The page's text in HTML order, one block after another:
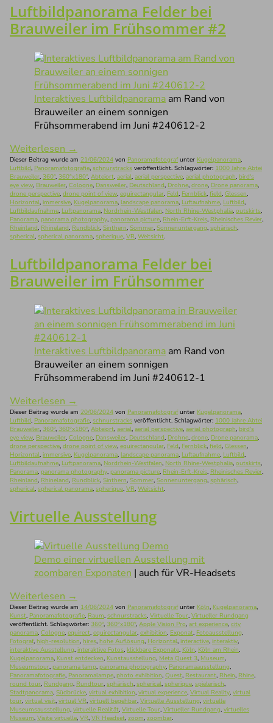
Luftbildpanorama Felder bei
Brauweiler im Frühsommer #2
Interaktives Luftbildpanorama am Rand von
Brauweiler an einem sonnigen
Frühsommerabend im Juni #240612-2
Weiterlesen →
Dieser Beitrag wurde am 21/06/2024 von Panoramafotografunter Kugelpanorama,
Luftbild, Panoramafotografie, schnurstracks veröffentlicht. Schlagwörter: 1000 Jahre Abtei
Brauweiler, 360°, 360°x180°, Abteiort, aerial, aerial perspective, aerial photograph, bird's
eye view, Brauweiler, Cologne, Dansweiler, Deutschland, Drohne, drone, Drone panorama,
drone perspective, drone point of view, equirectangular, Feld, Fernblick, field, Glessen,
Horizontal, immersive, Kugelpanorama, landscape panorama, Luftaufnahme, Luftbild,
Luftbildaufnahme, Luftpanorama, Nordrhein-Westfalen, North Rhine-Westphalia, outskirts,
Panorama, panorama photography, panorama picture, Rhein-Erft-Kreis, Rheinisches Revier,
Rheinland, Rhineland, Rundblick, Sinthern, Sommer, Sonnenuntergang, sphärisch,
spherical, spherical panorama, spherique, VR, Weitsicht.
Luftbildpanorama Felder bei
Brauweiler im Frühsommer
Interaktives Luftbildpanorama am Rand von
Brauweiler an einem sonnigen
Frühsommerabend im Juni #240612-1
Weiterlesen →
Dieser Beitrag wurde am 20/06/2024 von Panoramafotografunter Kugelpanorama,
Luftbild, Panoramafotografie, schnurstracks veröffentlicht. Schlagwörter: 1000 Jahre Abtei
Brauweiler, 360°, 360°x180°, Abteiort, aerial, aerial perspective, aerial photograph, bird's
eye view, Brauweiler, Cologne, Dansweiler, Deutschland, Drohne, drone, Drone panorama,
drone perspective, drone point of view, equirectangular, Feld, Fernblick, field, Glessen,
Horizontal, immersive, Kugelpanorama, landscape panorama, Luftaufnahme, Luftbild,
Luftbildaufnahme, Luftpanorama, Nordrhein-Westfalen, North Rhine-Westphalia, outskirts,
Panorama, panorama photography, panorama picture, Rhein-Erft-Kreis, Rheinisches Revier,
Rheinland, Rhineland, Rundblick, Sinthern, Sommer, Sonnenuntergang, sphärisch,
spherical, spherical panorama, spherique, VR, Weitsicht.
Virtuelle Ausstellung
Demo einer virtuellen Ausstellung mit
zoombaren Exponaten | auch für VR-Headsets
Weiterlesen →
Dieser Beitrag wurde am 14/06/2024 von Panoramafotografunter Köln, Kugelpanorama,
Kunst, Panoramafotografie, Raum, schnurstracks, Virtuelle Tour, Virtueller Rundgang
veröffentlicht. Schlagwörter: 360°, 360°x180°, Apple Vision Pro, art experience, city
panorama, Cologne, equirect, equirectangular, exhibition, Exponat, Fotoausstellung,
Fotograf, high-resolution, hires, hohe Auflösung, Horizontal, interactive, interaktiv,
interaktive Ausstellung, interaktive Fotos, klickbare Exponate, Köln, Köln am Rhein,
Kugelpanorama, Kunst entdecken, Kunstausstellung, Meta Quest 3, Museum,
Museumstour, panorama lamp, panorama photography, Panoramaausstellung,
Panoramafotografie, Panoramalampe, photo exhibition, Quest, Restaurant, Rhein, Rhine,
round tour, Rundgang, Rundtour, sphärisch, spherical, spherique, spielerisch,
Stadtpanorama, Südbrücke, virtual exhibition, virtual experience, Virtual Reality, virtual
tour, virtual visit, virtual VR, virtuell begehbar, Virtuelle Ausstellung, virtuelle
Museumsausstellung, virtuelle Realität, Virtuelle Tour, Virtueller Rundgang, virtuelles
Museum, Visite virtuelle, VR, VR Headset, zoom, zoombar.